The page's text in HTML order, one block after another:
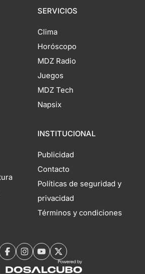
SERVICIOS
Clima
Horóscopo
MDZ Radio
Juegos
MDZ Tech
Napsix
INSTITUCIONAL
Publicidad
Contacto
Políticas de seguridad y
privacidad
Términos y condiciones